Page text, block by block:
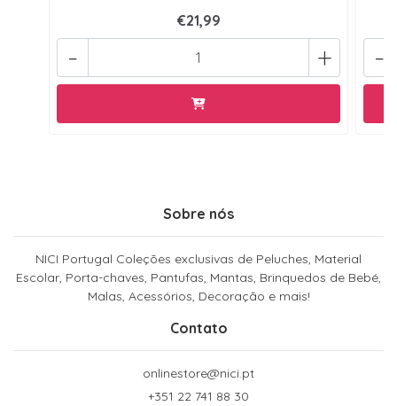
€21,99
+
- -
Sobre nós
NICI Portugal Coleções exclusivas de Peluches, Material
Escolar, Porta-chaves, Pantufas, Mantas, Brinquedos de Bebé,
Malas, Acessórios, Decoração e mais!
Contato
onlinestore@nici.pt
+351 22 741 88 30